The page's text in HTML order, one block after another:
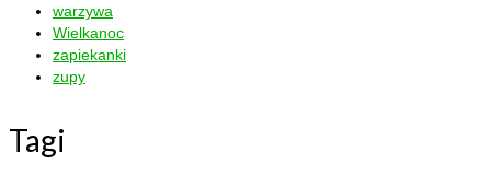
warzywa
Wielkanoc
zapiekanki
zupy
Tagi